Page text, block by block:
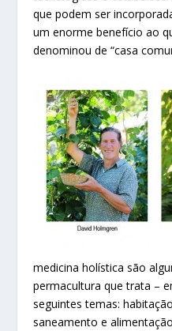
que podem ser
um enorme benefício ao
denominou de “casa
medicina holística são
permacultura que trata –
seguintes temas:
saneamento e